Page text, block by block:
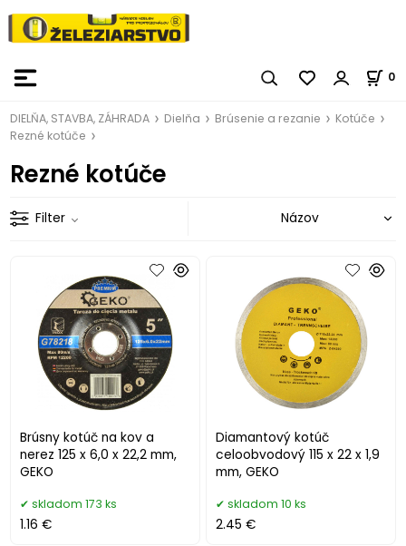
0
DIELŇA, STAVBA, ZÁHRADA Dielňa Brúsenie a rezanie
Kotúče
Rezné kotúče
Rezné kotúče
Filter
Brúsny kotúč na kov a
nerez 125 x 6,0 x 22,2 mm,
GEKO
skladom 173 ks
1.16 €
Diamantový kotúč
celoobvodový 115 x 22 x 1,9
mm, GEKO
skladom 10 ks
2.45 €